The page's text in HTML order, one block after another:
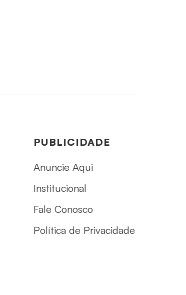
PUBLICIDADE
Anuncie Aqui
Institucional
Fale Conosco
Política de Privacidade